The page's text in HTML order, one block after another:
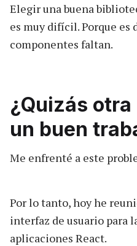
Elegir una buena
es muy difícil. Porque
componentes faltan.
¿Quizás
un buen
Me enfrenté a este
Por lo tanto, hoy he
interfaz de usuario para
aplicaciones React.